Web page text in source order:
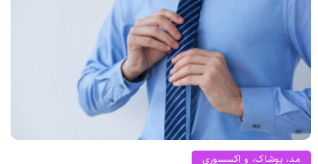
مد، پوشاک، و اکسسوری